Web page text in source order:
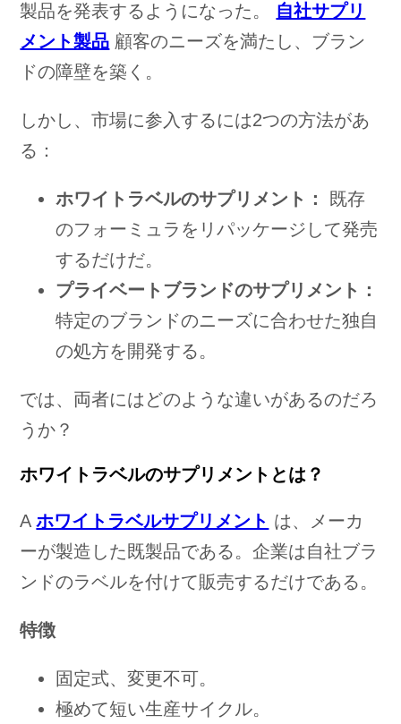
製品を発表するようになった。 自社サプリ
メント製品 顧客のニーズを満たし、ブラン
ドの障壁を築く。
しかし、市場に参入するには2つの方法があ
る：
ホワイトラベルのサプリメント： 既存
のフォーミュラをリパッケージして発売
するだけだ。
プライベートブランドのサプリメント：
特定のブランドのニーズに合わせた独自
の処方を開発する。
では、両者にはどのような違いがあるのだろ
うか？
ホワイトラベルのサプリメントとは？
Aホワイトラベルサプリメント は、メーカ
ーが製造した既製品である。企業は自社ブラ
ンドのラベルを付けて販売するだけである。
特徴
固定式、変更不可。
極めて短い生産サイクル。